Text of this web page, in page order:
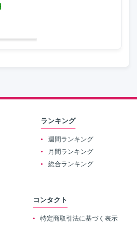
ランキング
週間ランキング
月間ランキング
総合ランキング
コンタクト
特定商取引法に基づく表示